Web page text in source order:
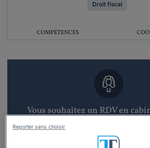
Droit fiscal
COMPÉTENCES
Vous souhaitez un RDV en
Recevoir des devis
Reporter sans choisir